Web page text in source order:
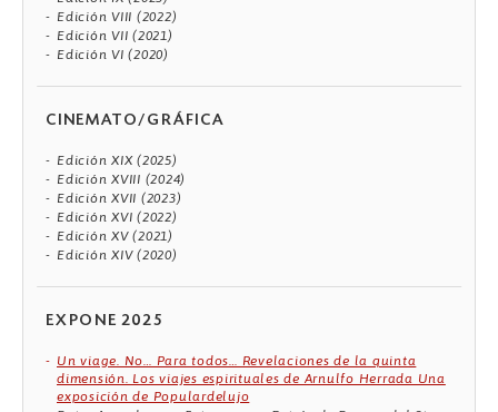
Edición VIII (2022)
Edición VII (2021)
Edición VI (2020)
CINEMATO/GRÁFICA
Edición XIX (2025)
Edición XVIII (2024)
Edición XVII (2023)
Edición XVI (2022)
Edición XV (2021)
Edición XIV (2020)
EXPONE 2025
Un viage. No… Para todos… Revelaciones de la quinta
dimensión. Los viajes espirituales de Arnulfo Herrada Una
exposición de Populardelujo